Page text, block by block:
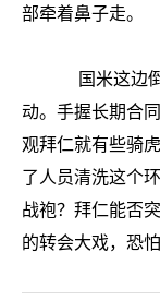
部牵着鼻子走。
国米这边倒
动。手握长期合
观拜仁就有些骑
了人员清洗这个
战袍？拜仁能否
的转会大戏，恐